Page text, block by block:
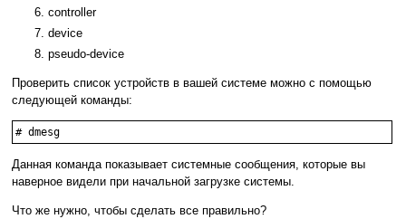
controller
device
pseudo-device
Проверить список устройств в вашей системе можно с помощью
следующей команды:
# dmesg
Данная команда показывает системные сообщения, которые вы
наверное видели при начальной загрузке системы.
Что же нужно, чтобы сделать все правильно?